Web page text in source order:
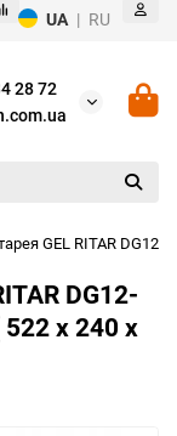
UA | RU
28 72
GEL RITAR DG12-
DG12-
х 240 х